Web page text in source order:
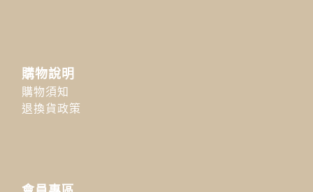
購物說明
購物須知
退換貨政策